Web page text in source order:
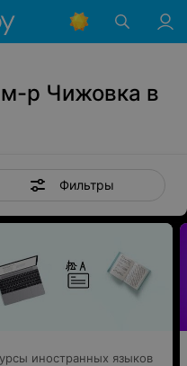
р Чижовка в
Фильтры
иностранных языков